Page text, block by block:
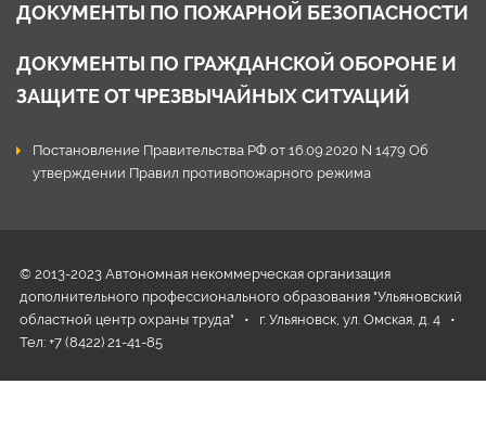
ДОКУМЕНТЫ ПО ПОЖАРНОЙ БЕЗОПАСНОСТИ
ДОКУМЕНТЫ ПО ГРАЖДАНСКОЙ ОБОРОНЕ И
ЗАЩИТЕ ОТ ЧРЕЗВЫЧАЙНЫХ СИТУАЦИЙ
Постановление Правительства РФ от 16.09.2020 N 1479 Об
утверждении Правил противопожарного режима
© 2013-2023 Автономная некоммерческая организация
дополнительного профессионального образования "Ульяновский
областной центр охраны труда" • г. Ульяновск, ул. Омская, д. 4 •
Тел: +7 (8422) 21-41-85